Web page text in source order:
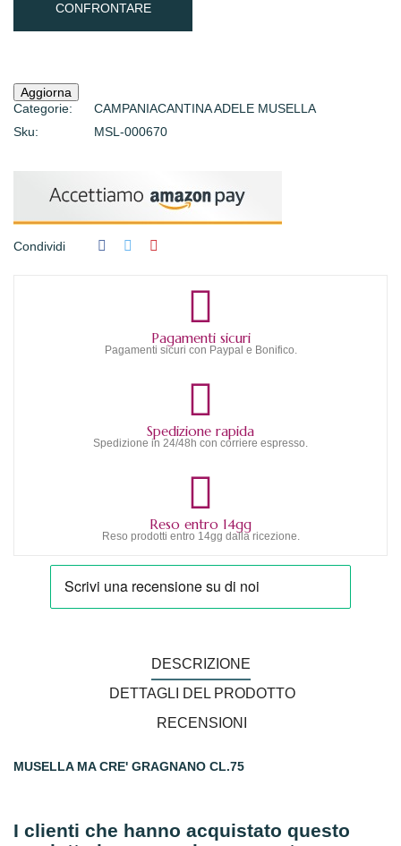
CONFRONTARE
Categorie: CAMPANIACANTINA ADELE MUSELLA
Sku:
MSL-000670
Condividi
Pagamenti sicuri
Pagamenti sicuri con Paypal e Bonifico.
Spedizione rapida
Spedizione in 24/48h con corriere espresso.
Reso entro 14gg
Reso prodotti entro 14gg dalla ricezione.
DESCRIZIONE
DETTAGLI DEL PRODOTTO
RECENSIONI
MUSELLA MA CRE' GRAGNANO CL.75
I clienti che hanno acquistato questo